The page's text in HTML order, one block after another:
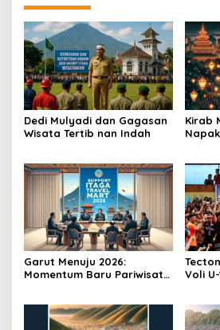
Dedi Mulyadi dan Gagasan
Wisata Tertib nan Indah
Kirab
Garut Menuju 2026:
Momentum Baru Pariwisata
Voli